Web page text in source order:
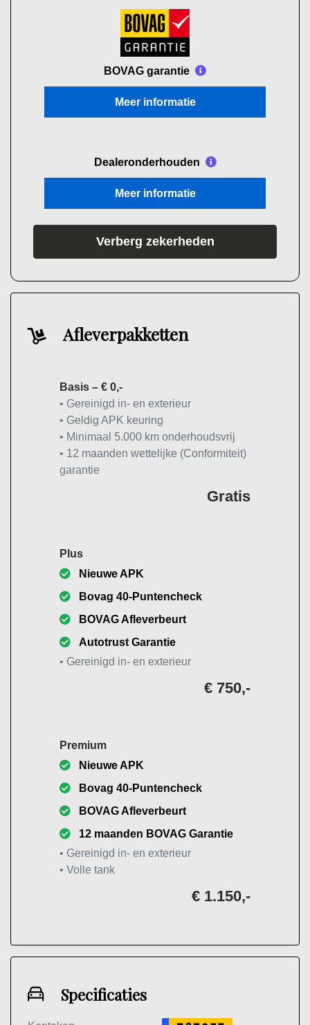
BOVAG garantie
Meer informatie
Dealeronderhouden
Meer informatie
Verberg zekerheden
Afleverpakketten
Basis – € 0,-
• Gereinigd in- en exterieur
• Geldig APK keuring
• Minimaal 5.000 km onderhoudsvrij
• 12 maanden wettelijke (Conformiteit)
garantie
Gratis
Plus
Nieuwe APK
Bovag 40-Puntencheck
BOVAG Afleverbeurt
Autotrust Garantie
• Gereinigd in- en exterieur
€ 750,-
Premium
Nieuwe APK
Bovag 40-Puntencheck
BOVAG Afleverbeurt
12 maanden BOVAG Garantie
• Gereinigd in- en exterieur
• Volle tank
€ 1.150,-
Specificaties